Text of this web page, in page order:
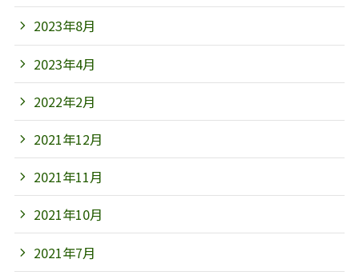
2023年8月
2023年4月
2022年2月
2021年12月
2021年11月
2021年10月
2021年7月